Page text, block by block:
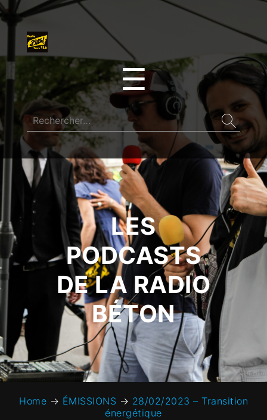
☰
LES
PODCASTS
DE LA RADIO
BÉTON
Home → ÉMISSIONS → 28/02/2023 – Transition
énergétique